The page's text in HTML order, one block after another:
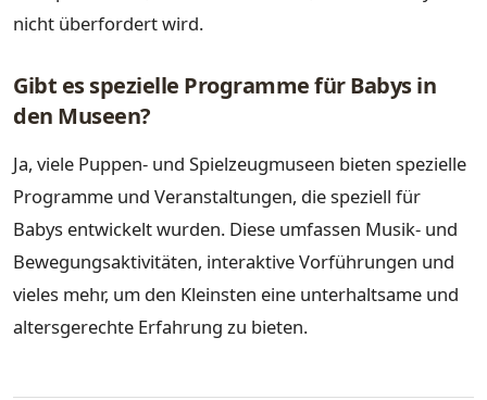
nicht überfordert wird.
Gibt es spezielle Programme für Babys in
den Museen?
Ja, viele Puppen- und Spielzeugmuseen bieten spezielle
Programme und Veranstaltungen, die speziell für
Babys entwickelt wurden. Diese umfassen Musik- und
Bewegungsaktivitäten, interaktive Vorführungen und
vieles mehr, um den Kleinsten eine unterhaltsame und
altersgerechte Erfahrung zu bieten.